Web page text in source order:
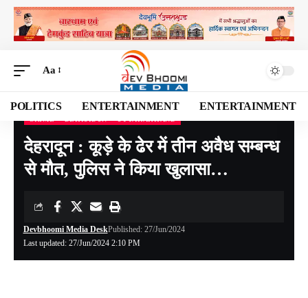
Aa
POLITICS ENTERTAINMENT ENTERTAINMENT
Devbhoomi Media >Blog> NATIONAL >UTTARAKHAND>DEHRADUN>
देहरादून : कूड़े के ढेर में तीन अवैध सम्बन्ध
से मौत, पुलिस ने किया खुलासा…
Last updated: 27/Jun/2024 2:10 PM
Devbhoomi Media DeskPublished: 27/Jun/2024